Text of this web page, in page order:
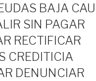
BAJA
SIN PAGAR
RECTIFICAR
CREDITICIA
DENUNCIAR